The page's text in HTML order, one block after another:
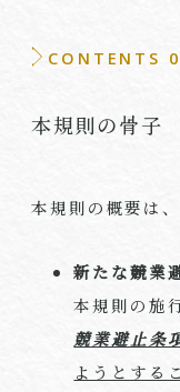
CONTENTS
本規則の骨子
本規則の概要は
新たな競業
本規則の施
競業避止条
ようとする